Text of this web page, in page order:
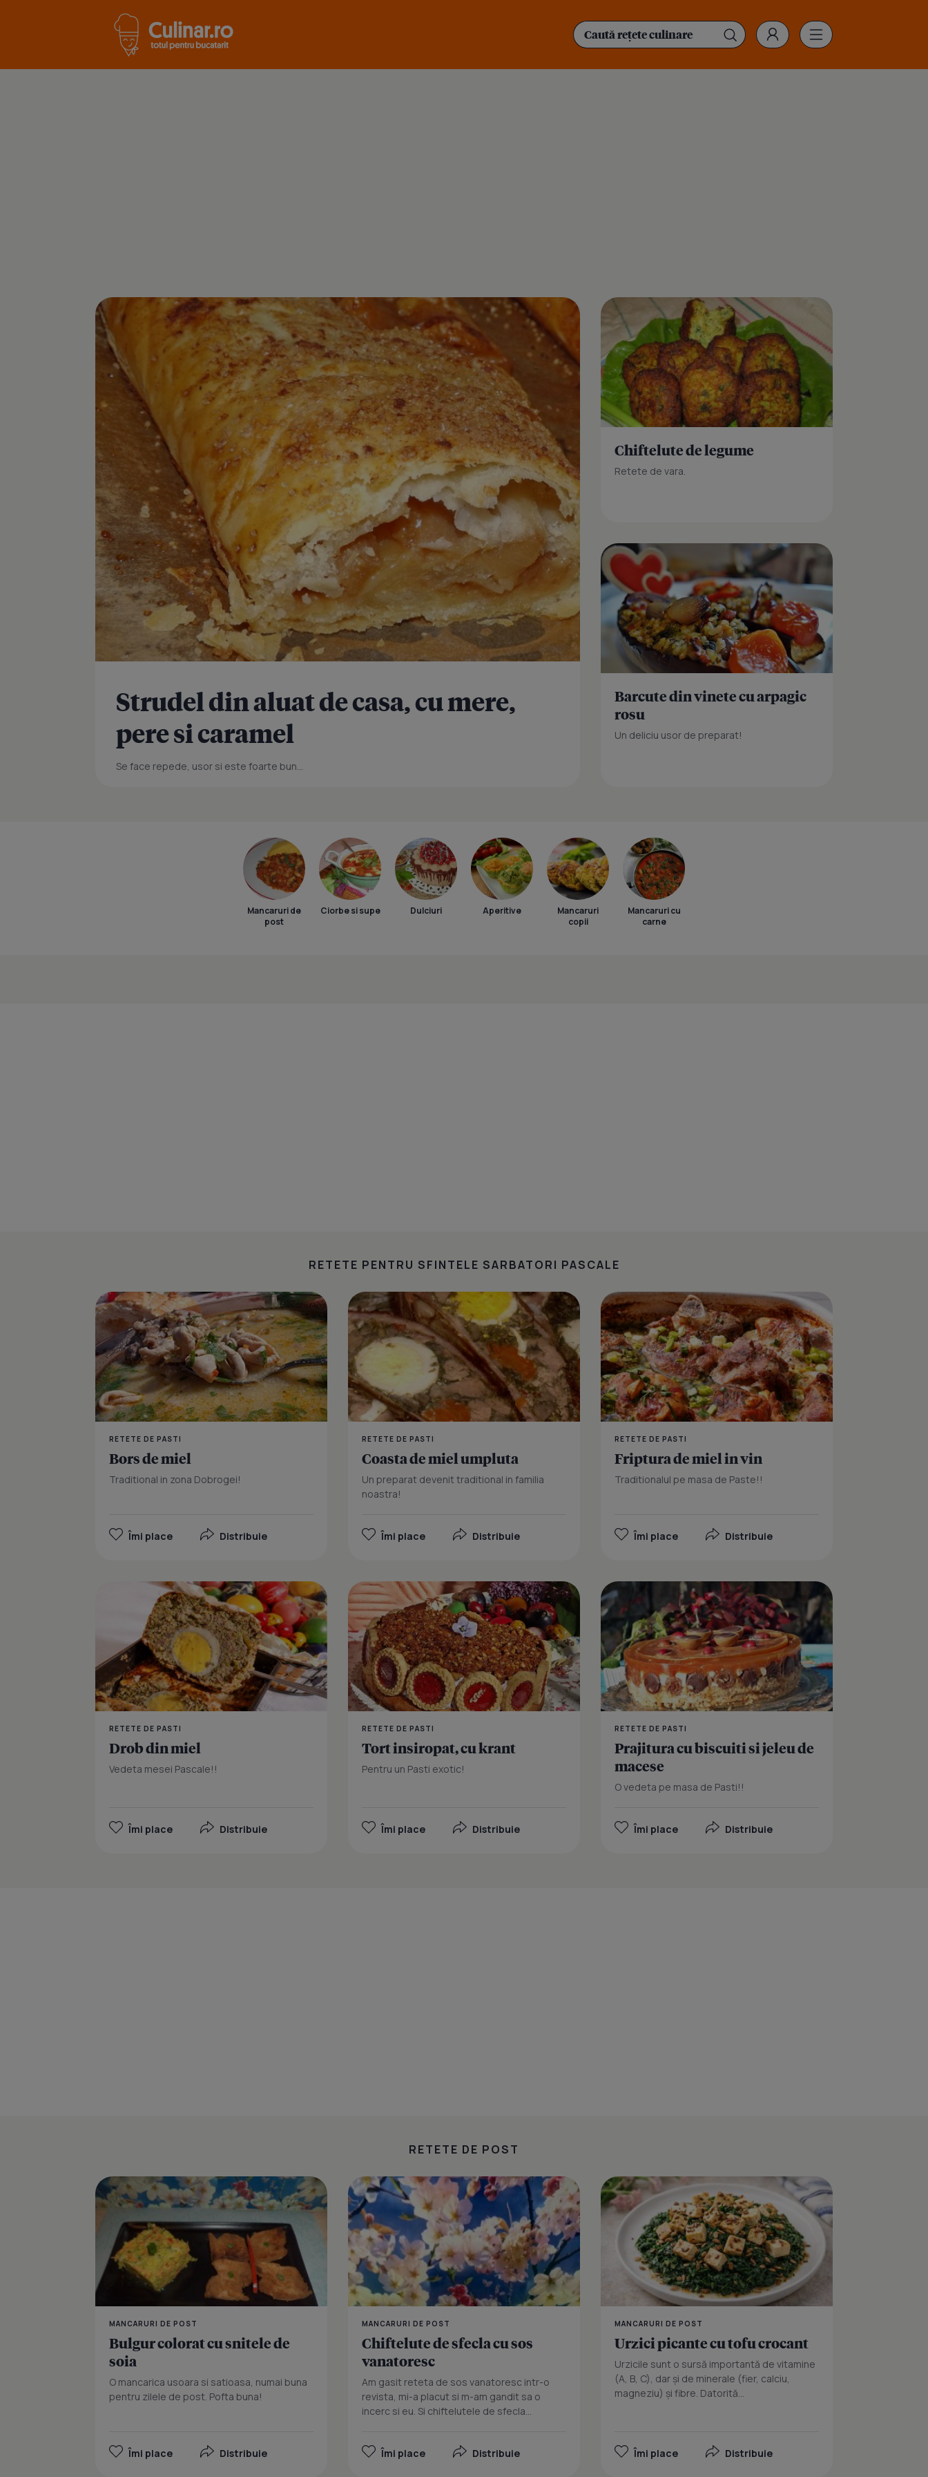
Mancaruri de
post
Ciorbe si supe Dulciuri Aperitive
Mancaruri
copii
Mancaruri cu
carne
Strudel din aluat de casa, cu mere,
pere si caramel
Se face repede, usor si este foarte bun...
Chiftelute de legume
Retete de vara.
Barcute din vinete cu arpagic
rosu
Un deliciu usor de preparat!
RETETE PENTRU SFINTELE SARBATORI PASCALE
RETETE DE PASTI
Bors de miel
Traditional in zona Dobrogei!
Îmi place Distribuie
Bors de miel
RETETE DE PASTI
Coasta de miel umpluta
Un preparat devenit traditional in familia
noastra!
Îmi place Distribuie
Coasta de miel
RETETE DE PASTI
Friptura de miel in vin
Traditionalul pe masa de Paste!!
Îmi place Distribuie
RETETE DE PASTI
Drob din miel
Vedeta mesei Pascale!!
Îmi place Distribuie
Drob din miel
RETETE DE PASTI
Tort insiropat, cu krant
Pentru un Pasti exotic!
Îmi place Distribuie
Tort insiropat, cu krant
RETETE DE PASTI
Prajitura cu biscuiti si jeleu de
macese
O vedeta pe masa de Pasti!!
Îmi place Distribuie
RETETE DE POST
MANCARURI DE POST
Bulgur colorat cu snitele de
soia
O mancarica usoara si satioasa, numai buna
pentru zilele de post. Pofta buna!
Îmi place Distribuie
Bulgur colorat cu snitele de soia
MANCARURI DE POST
Chiftelute de sfecla cu sos
vanatoresc
Am gasit reteta de sos vanatoresc intr-o
revista, mi-a placut si m-am gandit sa o
incerc si eu. Si chiftelutele de sfecla...
Îmi place Distribuie
Chiftelute de sfecla
MANCARURI DE POST
Urzici picante cu tofu crocant
Urzicile sunt o sursă importantă de vitamine
(A, B, C), dar și de minerale (fier, calciu,
magneziu) și fibre. Datorită...
Îmi place Distribuie